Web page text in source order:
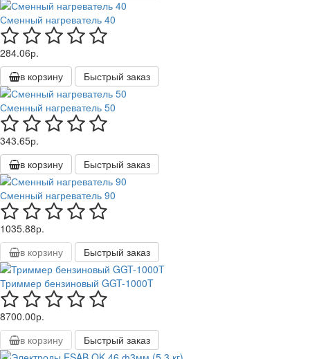
Сменный нагреватель 40
284.06р.
в корзину
Быстрый заказ
Сменный нагреватель 50
343.65р.
в корзину
Быстрый заказ
Сменный нагреватель 90
1035.88р.
в корзину
Быстрый заказ
Триммер бензиновый GGT-1000T
8700.00р.
в корзину
Быстрый заказ